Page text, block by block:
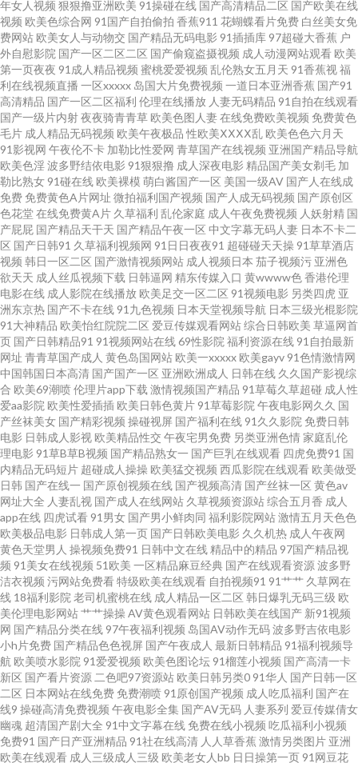
地av 91社入口 超碰成人福利 福利社午夜影院 九一传媒网站 免费黄色电影网
欧美色图东方 伊人桃色综合 av福利资源导航 东京AvAv 激情综合网中国 免费
看a的网址 涩涩色导航 伊人加勒比综合 91网在线 豆花精品福利 另类色亚洲
欧洲色三级 日本色情免费影院 五月天社区视频 麻豆精品md 91大神精品 操人
妻影院 国语不卡肏屄视频 日本A网 午夜激情网站入口 av香蕉伊人 东方AV在
线观看 黑丝av 欧美色网5 亚洲综合中文网 99色福利导航 大香蕉肏 精品豆花
萌白酱白虎 日韩国产美欧 亚洲探花在线观看 91官方网页免费 www日夜夜无
码 国产肏屄片 超碰色情网址 熟女视频操逼网站 91激情午夜电影 a天堂网在线
国产精品日韩欧 久久综合一期二期 avav久 福利影院最新网址 黄色黄夜播放
天堂网国产 3级片网址 俺去也99 国产电影五码 老司机影音先锋 三级国产在线
亚洲视屏 91传媒在线 91亚色视频 草莓视频色色 国产美女做爱 男人天堂网AV
深夜释放在线 91fuli在线 97欧美 超碰夜夜 韩国AV资源导航 国产激情AV 美女
自慰巨乳 日本黑丝三级A片 亚洲成网站 99超碰在线99 国产日日爱 久久视频A
片欧美 日本精品午夜 亚洲人与兽 91免费网观看 成人电影92福利 国产一二三
免费看片成人91 日韩A级电影 亚洲日本性爱 91看片成人版 日韩午夜成人无
码 肏屄网址麻豆传媒 国产日韩欧美足交 欧美成网 日韩性交专区 91香蕉tv 超
碰在线草久97 国产精品伊人久久 久久超碰AV 蜜桃aa视频导航 大香蕉伊av 国
产精品女一区 日韩A级 亚洲十八岁黄色片 超碰97碰 久久人妻人人操 日韩新
片aⅴ网 51黑料第一页 国产18页 久久资源福利站 日本A视频 午夜伦理在线 91
年女人视频 狠狠撸亚洲欧美 91操碰在线 国产高清精品二区 国产欧美在线
视频 欧美色综合网 91国产自拍偷拍 香蕉911 花蝴蝶看片免费 白丝美女免
费网站 欧美女人与动物交 国产精品无码电影 91插插库 97超碰大香蕉 户
外自慰影院 国产一区二区二区 国产偷窥盗摄视频 成人动漫网站观看 欧美
第一页夜夜 91成人精品视频 蜜桃爱爱视频 乱伦熟女五月天 91香蕉视福
利在线视频直播 一区xxxxx 岛国大片免费视频 一道日本亚洲香蕉 国产91
高清精品 国产一区二区福利 伦理在线播放 人妻无码精品 91自拍在线观看
国产一级片内射夜夜骑青青草 欧美色图人妻在线免费欧美视频 免费黄色
毛片 成人精品无码视频 欧美午夜极品 性欧美ⅩⅩⅩⅩ乱 欧美色色六月天
91影视网 午夜伦不卡 加勒比性爱网 青草国产在线视频 亚洲国产精品导航
欧美色淫波多野结依电影 91狠狠撸 成人深夜电影 精品国产美女剃毛 加
勒比熟女 91碰在线 欧美裸模 萌白酱国产一区 美国一级AV 国产人在线成
免费 免费黄色A片网址 微拍福利国产视频 国产人成无码视频 国产原创区
色花堂在线免费黄A片 久草福利 乱伦家庭 成人午夜免费视频 人妖射精 国
产屁屁 国产精品天干天 国产精品午夜一区 中文字幕无码人妻 日本不卡二
区 国产日韩91 久草福利视频网 91日日夜夜91 超碰碰天天操 91草草酒店
视频 韩日一区二区 国产激情视频网站 成人视频日本 茄子视频污 亚洲色
欲天天 成人丝瓜视频下载 日韩逼网 精东传媒入口 黄wwww色香港伦理
电影在线 成人影院在线播放 欧美足交一区二区 91视频电影 另类四虎 亚
洲东京热 国产不卡在线 91九色视频 日本天堂视频导航 日本三级光棍影院
91大神精品 欧美怡红院院二区 爱豆传媒观看网站综合日韩欧美 草逼网首
页 国产日韩精品91 91视频网站在线69性影院 福利资源在线 91自拍最新
网址 青青草国产成人 黄色岛国网站 欧美一xxxxx 欧美gayv 91色情激情网
中国韩国日本高清 国产国产一区 亚洲欧洲成人 日韩在线 久久国产影视综
合 欧美69潮喷伦理片app下载 激情视频国产精品 91草莓久草超碰 成人性
爱aa影院 欧美性爱插插 欧美日韩色黄片 91草莓影院 午夜电影网久久 国
产丝袜美女 国产精彩视频 操碰视屏 国产福利在线 91久久影院 免费日韩
电影 日韩成人影视 欧美精品性交 午夜宅男免费 另类亚洲色情家庭乱伦
理电影 91草B草B视频 国产精品熟女一 国产巨乳在线观看 四虎免费91 国
内精品无码短片 超碰成人操操 欧美猛交视频 西瓜影院在线观看 欧美做受
日韩 国产在线一 国产原创视频在线 国产视频高清 国产丝袜一区 黄色av
网址大全 人妻乱视 国产成人在线网站 久草视频资源站综合五月香 成人
app在线 四虎试看 91男女 国产男小鲜肉同 福利影院网站激情五月天色色
欧美极品电影 日韩成人第一页 国产日韩欧美电影 久久机热 成人午夜网
黄色天堂男人 操视频免费91 日韩中文在线 精品中的精品 97国产精品视
频 91美女在线视频 51欧美 一区精品麻豆经典 国产在线观看资源波多野
洁衣视频 污网站免费看特级欧美在线观看 自拍视频91 91艹艹 久草网在
线 18福利影院 老司机蜜桃在线 成人精品一区二区 韩日爆乳无码三级 欧
美伦理电影网站艹艹操操AV黄色观看网站 日韩欧美在线国产 新91视频
网 国产精品分类在线 97午夜福利视频 岛国AV动作无码波多野吉依电影
小h片免费 国产精品色色视屏 国产午夜成人 最新日韩精品 91福利视频导
航 欧美喷水影院 91爱爱视频 欧美色图论坛 91榴莲小视频 国产高清一卡
新区 国产看片资源 二色吧97资源站 欧美日韩另类0 91华人 国产日韩一区
二区 日本网站在线免费 免费潮喷 91原创国产视频 成人吃瓜福利 国产在
线9 操碰高清免费视频 午夜电影全集 国产AV无码 人妻系列 爱豆传媒倩女
幽魂 超清国产剧大全 91中文字幕在线 免费在线小视频 吃瓜福利小视频
免费91 国产日产亚洲精品 91社在线高清 人人草香蕉 激情另类图片 亚洲
欧美在线观看 成人三级成人三级 欧美老女人bb 日日操第一页 91网豆花